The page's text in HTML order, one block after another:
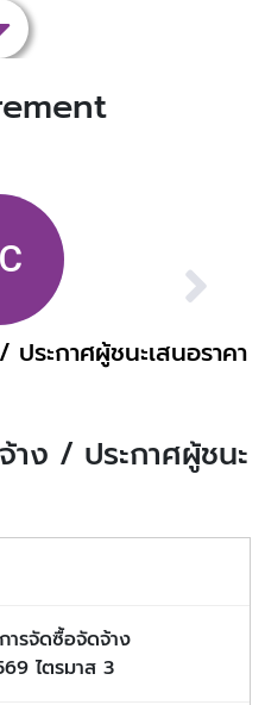
ระกาศผู้ชนะเสนอราคา
ง / ประกาศผู้ชนะ
ารจัดซื้อจัดจ้าง
ไตรมาส 3